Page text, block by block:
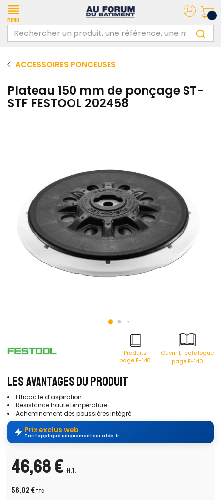
Menu
ACCESSOIRES PONCEUSES
Plateau 150 mm de ponçage ST-
STF FESTOOL 202458
Produits
page F-140
Ouvrir E-catalogue
page F-140
LES AVANTAGES DU PRODUIT
Efficacité d’aspiration
Résistance haute température
Acheminement des poussières intégré
Prix exclus web
Tarif appliqué uniquement sur afdb.fr
46,68 € H.T.
56,02 € TTC